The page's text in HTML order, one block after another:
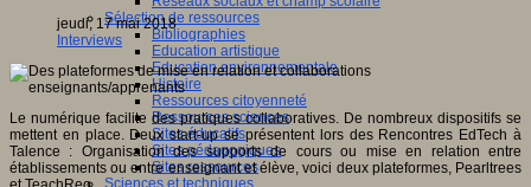
Sélection de ressources
Bibliographies
Education artistique
Education environnementale
Histoire
Ressources citoyenneté
Ressources sciences
Sites éducatifs
Sites pédagogiques
Sites ressources
Sciences et techniques
jeudi, 17 mai 2018
Interviews
Le numérique facilite des pratiques collaboratives. De nombreux dispositifs se
mettent en place. Deux start-up se présentent lors des Rencontres EdTech à
Talence : Organisation des supports de cours ou mise en relation entre
établissements ou entre enseignant et élève, voici deux plateformes, Pearltrees